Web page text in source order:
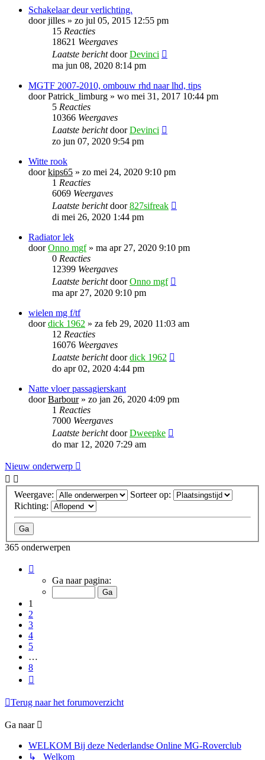
Schakelaar deur verlichting.
doorjilles » zo jul 05, 2015 12:55 pm
15 Reacties
18621 Weergaves
Laatste berichtdoorDevinci
ma jun 08, 2020 8:14 pm
MGTF 2007-2010, ombouw rhd naar lhd, tips
doorPatrick_limburg » wo mei 31, 2017 10:44 pm
5 Reacties
10366 Weergaves
Laatste berichtdoorDevinci
zo jun 07, 2020 9:54 pm
Witte rook
doorkips65 » zo mei 24, 2020 9:10 pm
1 Reacties
6069 Weergaves
Laatste berichtdoor827sifreak
di mei 26, 2020 1:44 pm
Radiator lek
doorOnno mgf» ma apr 27, 2020 9:10 pm
0 Reacties
12399 Weergaves
Laatste berichtdoorOnno mgf
ma apr 27, 2020 9:10 pm
wielen mg f/tf
doordick 1962 » za feb 29, 2020 11:03 am
12 Reacties
16076 Weergaves
Laatste berichtdoordick 1962
do apr 02, 2020 4:44 pm
Natte vloer passagierskant
doorBarbour» zo jan 26, 2020 4:09 pm
1 Reacties
7000 Weergaves
Laatste berichtdoorDweepke
do mar 12, 2020 7:29 am
Nieuw onderwerp
Weergave:
Sorteer op:
Richting:
365 onderwerpen
van
Ga naar pagina:
1
2
3
4
5
…
8
Terug naar het forumoverzicht
Ga naar
WELKOM Bij deze Nederlandse Online MG-Roverclub
↳ Welkom